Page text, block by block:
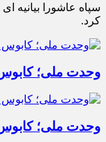
سپاه عاشورا بیانیه
کرد.
وحدت ملی؛
وحدت ملی؛